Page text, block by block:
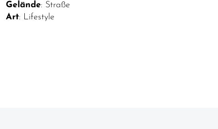
Gelände: Straße
Art: Lifestyle